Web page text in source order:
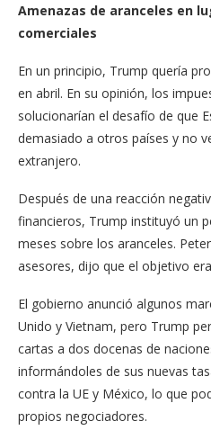
Amenazas de aranceles en
comerciales
En un principio, Trump quería
en abril. En su opinión, los
solucionarían el desafío de que
demasiado a otros países y no
extranjero.
Después de una reacción
financieros, Trump instituyó un
meses sobre los aranceles.
asesores, dijo que el objetivo
El gobierno anunció algunos
Unido y Vietnam, pero Trump
cartas a dos docenas de
informándoles de sus nuevas
contra la UE y México, lo que
propios negociadores.